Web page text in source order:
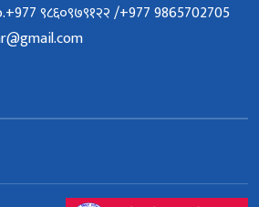
९८६०९७९१२२ /+977 9865702705